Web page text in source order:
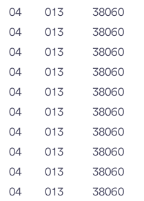
04 013
38060
04 013
38060
04 013
38060
04 013
38060
04 013
38060
04 013
38060
04 013
38060
04 013
38060
04 013
38060
04 013
38060